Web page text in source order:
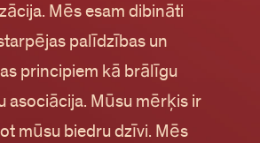
Mēs esam dibināti
palīdzības un
principiem kā brālīgu
asociācija. Mūsu mērķis ir
mūsu biedru dzīvi. Mēs